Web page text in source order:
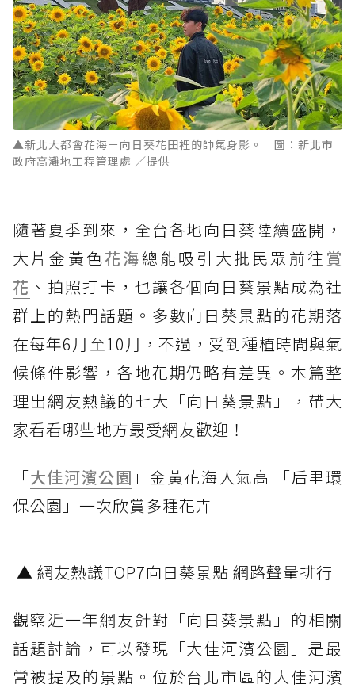
▲新北大都會花海－向日葵花田裡的帥氣身影。 圖：新北市
政府高灘地工程管理處 ／提供
隨著夏季到來，全台各地向日葵陸續盛開，
大片金黃色花海總能吸引大批民眾前往 賞
花 、拍照打卡，也讓各個向日葵景點成為社
群上的熱門話題。多數向日葵景點的花期落
在每年6月至10月，不過，受到種植時間與氣
候條件影響，各地花期仍略有差異。本篇整
理出網友熱議的七大「向日葵景點」，帶大
家看看哪些地方最受網友歡迎！
「大佳河濱公園 」金黃花海人氣高 「后里環
保公園」一次欣賞多種花卉
▲ 網友熱議TOP7向日葵景點 網路聲量排行
觀察近一年網友針對「向日葵景點」的相關
話題討論，可以發現「大佳河濱公園」是最
常被提及的景點。位於台北市區的大佳河濱